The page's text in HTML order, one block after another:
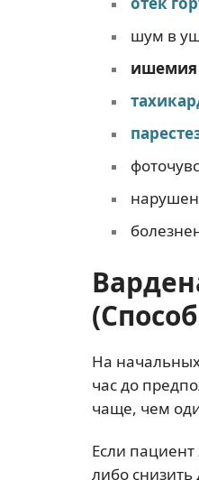
шум в
ишемия
На
час до
чаще, чем
Если
либо